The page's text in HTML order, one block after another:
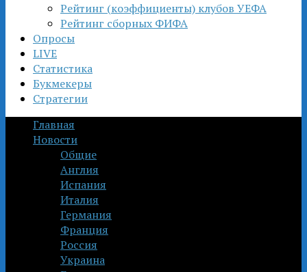
Рейтинг (коэффициенты) клубов УЕФА
Рейтинг сборных ФИФА
Опросы
LIVE
Статистика
Букмекеры
Стратегии
Главная
Новости
Общие
Англия
Испания
Италия
Германия
Франция
Россия
Украина